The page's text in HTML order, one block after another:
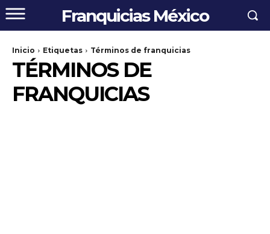
Franquicias México
Inicio Etiquetas Términos de franquicias
TÉRMINOS DE
FRANQUICIAS